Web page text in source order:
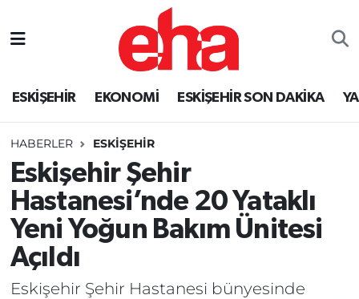
ESKİŞEHİR EKONOMİ ESKİŞEHİR SON DAKİKA
HABERLER ESKİŞEHİR
Eskişehir Şehir
Hastanesi’nde 20 Yataklı
Yeni Yoğun Bakım Ünitesi
Açıldı
Eskişehir Şehir Hastanesi bünyesinde